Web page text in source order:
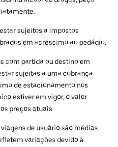
sujeitos a impostos
em acréscimo ao pedágio.
com partida ou destino em
sujeitas a uma cobrança
de estacionamento nos
estiver em vigor, o valor
preços atuais.
de usuário são médias
variações devido à